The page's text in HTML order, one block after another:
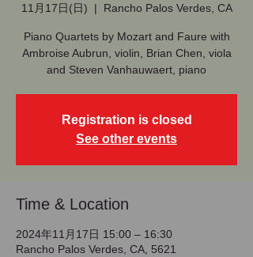
11月17日(日)
  |
Rancho Palos Verdes, CA
Piano Quartets by Mozart and Faure with
Ambroise Aubrun, violin, Brian Chen, viola
and Steven Vanhauwaert, piano
Registration is closed
See other events
Time & Location
2024年11月17日 15:00 – 16:30
Rancho Palos Verdes, CA, 5621